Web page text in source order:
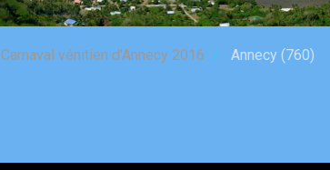
Carnaval vénitien d'Annecy 2016 Annecy (760)